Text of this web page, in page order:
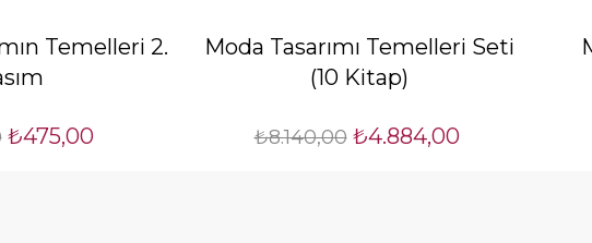
Temelleri 2.
₺475,00
Moda Tasarımı Temelleri Seti
(10 Kitap)
₺8.140,00 ₺4.884,00